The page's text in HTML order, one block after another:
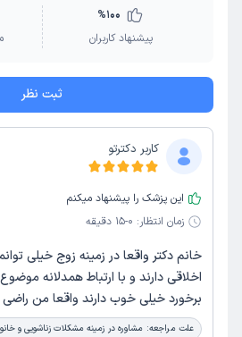
%100
پیشنهاد کاربران
ثبت نظر
کاربر دکترتو
این پزشک را پیشنهاد میکنم
زمان انتظار: 0-15 دقیقه
خانم دکتر واقعا در زمینه زوج خیلی
اخلاقی دارند و با ارتباط همدلانه
برخورد خیلی خوب دارند واقعا من
علت مراجعه: مشاوره در زمینه مشکلات زناشویی و